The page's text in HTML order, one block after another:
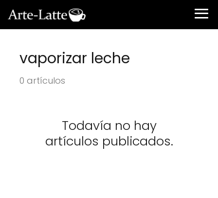
vaporizar leche
0 artículos
Todavía no hay
artículos publicados.